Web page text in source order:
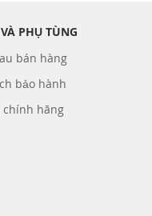
PHỤ TÙNG
bán hàng
bảo hành
chính hãng